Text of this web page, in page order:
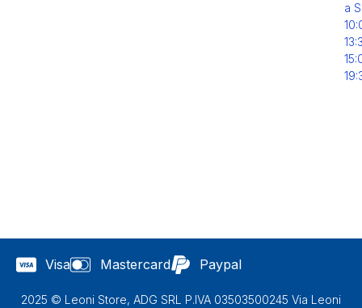
a
Visa Mastercard Paypal
2025 © Leoni Store, ADG SRL P.IVA 03503500245 Via Leoni